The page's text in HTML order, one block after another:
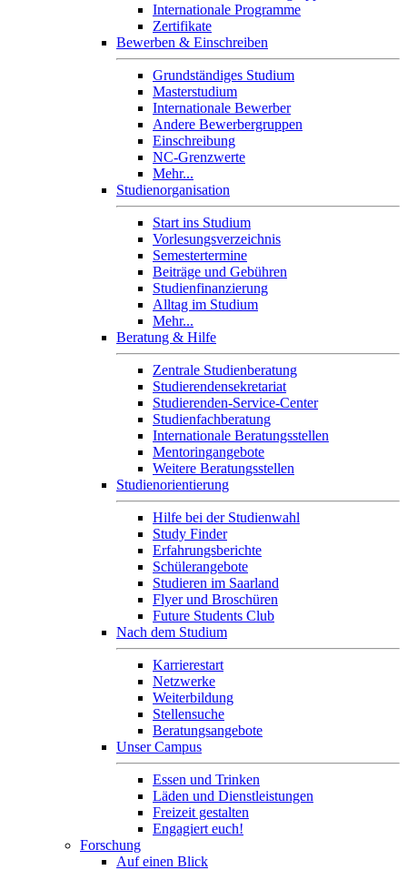
Internationale Programme
Zertifikate
Bewerben & Einschreiben
Grundständiges Studium
Masterstudium
Internationale Bewerber
Andere Bewerbergruppen
Einschreibung
NC-Grenzwerte
Mehr...
Studienorganisation
Start ins Studium
Vorlesungsverzeichnis
Semestertermine
Beiträge und Gebühren
Studienfinanzierung
Alltag im Studium
Mehr...
Beratung & Hilfe
Zentrale Studienberatung
Studierendensekretariat
Studierenden-Service-Center
Studienfachberatung
Internationale Beratungsstellen
Mentoringangebote
Weitere Beratungsstellen
Studienorientierung
Hilfe bei der Studienwahl
Study Finder
Erfahrungsberichte
Schülerangebote
Studieren im Saarland
Flyer und Broschüren
Future Students Club
Nach dem Studium
Karrierestart
Netzwerke
Weiterbildung
Stellensuche
Beratungsangebote
Unser Campus
Essen und Trinken
Läden und Dienstleistungen
Freizeit gestalten
Engagiert euch!
Forschung
Auf einen Blick